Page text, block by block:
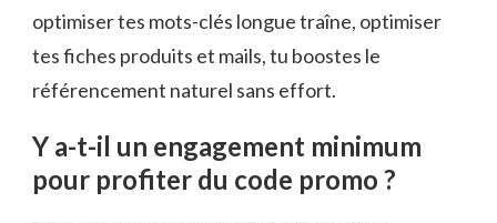
optimiser tes mots-clés longue traîne, optimiser
tes fiches produits et mails, tu boostes le
référencement naturel sans effort.
Y a-t-il un engagement minimum
pour profiter du code promo ?